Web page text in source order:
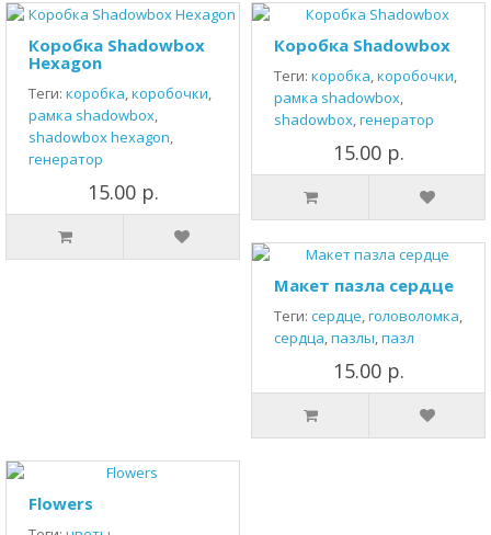
Коробка Shadowbox
Hexagon
Теги: коробка,коробочки,
рамка shadowbox,
shadowbox hexagon,
генератор
15.00 р.
Коробка Shadowbox
Теги: коробка,коробочки,
рамка shadowbox,
shadowbox,генератор
15.00 р.
Макет пазла сердце
Теги: сердце,головоломка,
сердца,пазлы,пазл
15.00 р.
Flowers